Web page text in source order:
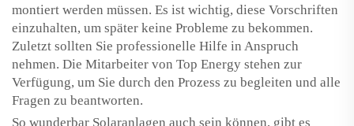
montiert werden müssen. Es ist wichtig, diese Vorschriften
einzuhalten, um später keine Probleme zu bekommen.
Zuletzt sollten Sie professionelle Hilfe in Anspruch
nehmen. Die Mitarbeiter von Top Energy stehen zur
Verfügung, um Sie durch den Prozess zu begleiten und alle
Fragen zu beantworten.
So wunderbar Solaranlagen auch sein können, gibt es